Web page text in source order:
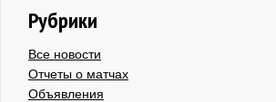
Рубрики
Все новости
Отчеты о матчах
Объявления